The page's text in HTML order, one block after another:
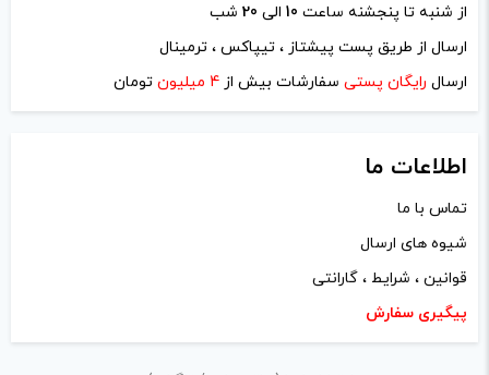
نام*
ایمیل*
ذخیره نام، ایمیل و وبسایت من در مرورگر برای زمانی که دوباره
دیدگاهی می‌نویسم.
لازم است محتوای ارسالی منطبق برعرف و شئونات جامعه و با
از شنبه تا پنجشنه ساعت 10 الی 20 شب
ارسال از طریق پست پیشتاز ، تیپاکس ، ترمینال
ارسال رایگان پستی سفارشات بیش از 4 میلیون تومان
اطلاعات ما
تماس با ما
شیوه های ارسال
قوانین ، شرایط ، گارانتی
پیگیری سفارش